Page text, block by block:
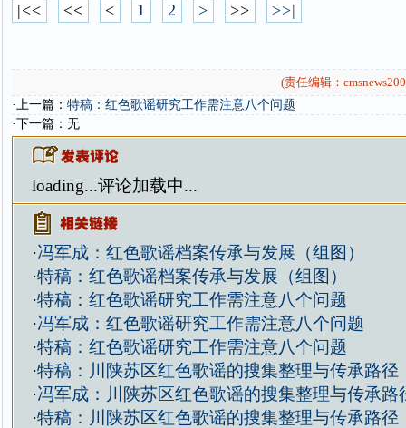
|<< << < 1 2 > >> >>|
(责任编辑：
·上一篇： 特稿：红色歌谣研究工作需注意八个问题
·下一篇：无
loading...评论加载中...
·冯军成：红色歌谣档案传承与发展（组图）
·特稿：红色歌谣档案传承与发展（组图）
·特稿：红色歌谣研究工作需注意八个问题
·冯军成：红色歌谣研究工作需注意八个问题
·特稿：红色歌谣研究工作需注意八个问题
·特稿：川陕苏区红色歌谣的搜集整理与传承路径
·冯军成：川陕苏区红色歌谣的搜集整理与传承路
·特稿：川陕苏区红色歌谣的搜集整理与传承路径